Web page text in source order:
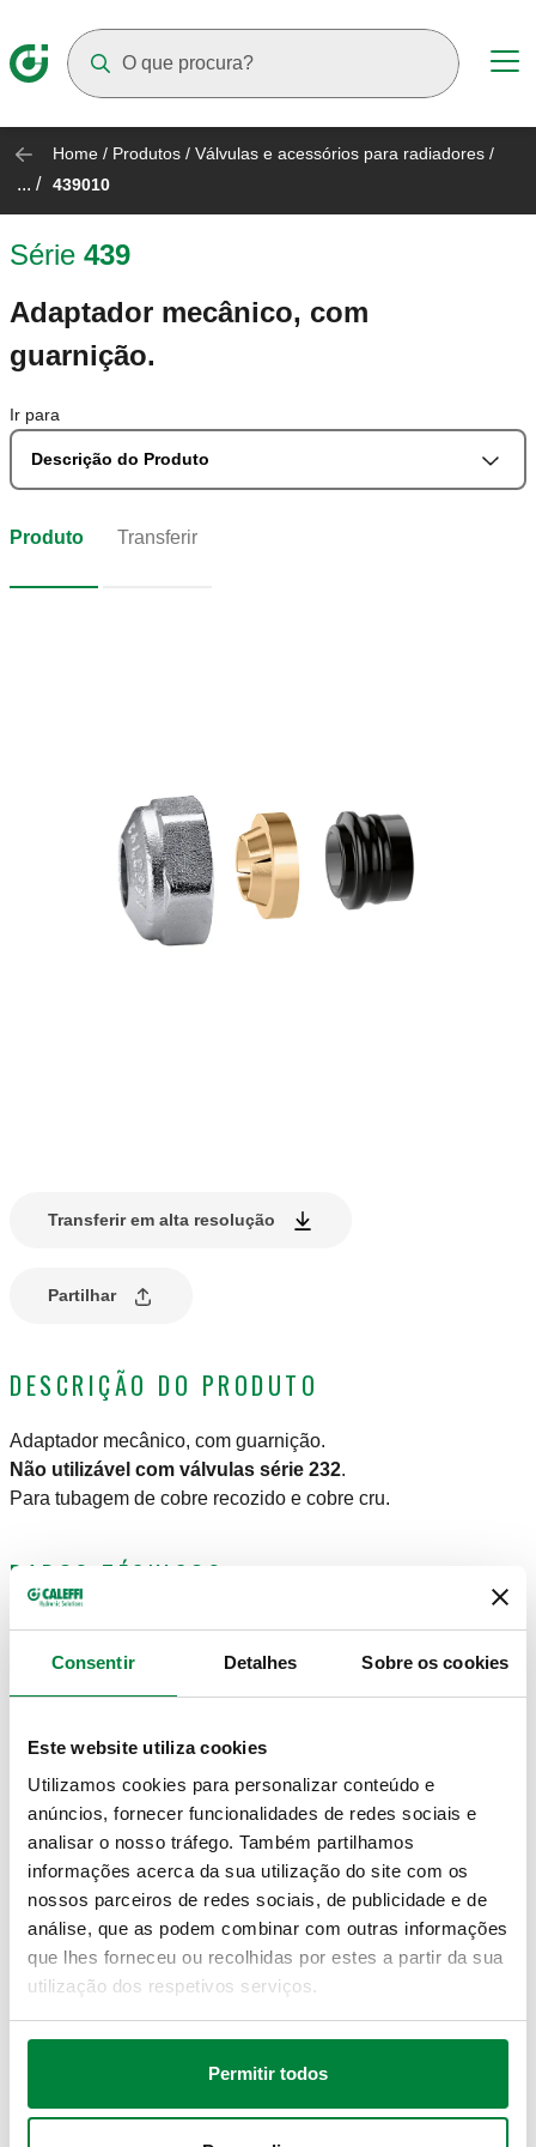
Consentir Detalhes Sobre os cookies
Este website utiliza cookies
Utilizamos cookies para personalizar conteúdo e
anúncios, fornecer funcionalidades de redes sociais e
analisar o nosso tráfego. Também partilhamos
informações acerca da sua utilização do site com os
nossos parceiros de redes sociais, de publicidade e de
análise, que as podem combinar com outras informações
que lhes forneceu ou recolhidas por estes a partir da sua
utilização dos respetivos serviços.
Permitir todos
Home / Produtos / Válvulas e acessórios para radiadores /
... / 439010
Série 439
Adaptador mecânico, com
guarnição.
Ir para
Descrição do Produto
Produto Transferir
Transferir em alta resolução
Partilhar
DESCRIÇÃO DO PRODUTO
Adaptador mecânico, com guarnição.
Não utilizável com válvulas série 232.
Para tubagem de cobre recozido e cobre cru.
DADOS TÉCNICOS
Acabamento:cromado
Código artigo Ligação Diâmetro tubagem
439010 23 p. 1,5 Ø 10
Modelos 3D
Texto de proposta
CALEFFI, 439010. Adaptador mecânico, com guarnição.